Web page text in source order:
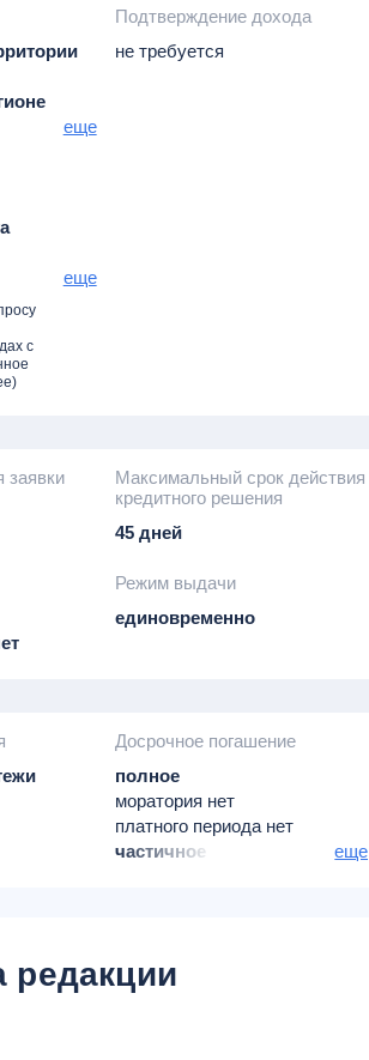
еще
Подтверждение дохода
не требуется
залогуеще
с
заявки
Максимальный срок действия
кредитного решения
45 дней
Режим выдачи
единовременно
Досрочное погашение
полное
моратория нет
платного периода нет
частичное
еще
редакции